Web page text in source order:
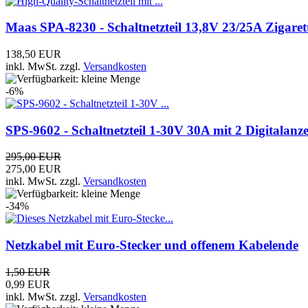
Maas SPA-8230 - Schaltnetzteil 13,8V 23/25A
138,50 EUR
inkl. MwSt. zzgl. Versandkosten
-6%
SPS-9602 - Schaltnetzteil 1-30V 30A mit 2
295,00 EUR
275,00 EUR
inkl. MwSt. zzgl. Versandkosten
-34%
Netzkabel mit Euro-Stecker und offenem Kabelende
1,50 EUR
0,99 EUR
inkl. MwSt. zzgl. Versandkosten